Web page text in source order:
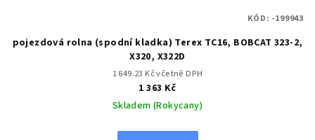
pojezdová rolna (spodní kladka) Terex TC16, BOBCAT 323-2,
X320, X322D
1 649.23 Kč včetně DPH
1 363 Kč
Skladem (Rokycany)
KÓD: -199943